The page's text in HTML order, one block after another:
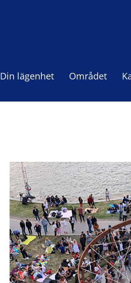
Din lägenhet Området